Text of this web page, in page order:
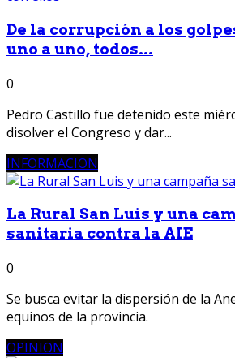
De la corrupción a los
uno a uno, todos...
0
Pedro Castillo fue detenido este
disolver el Congreso y dar...
INFORMACION
La Rural San Luis y una
sanitaria contra la AIE
0
Se busca evitar la dispersión de la
equinos de la provincia.
OPINION